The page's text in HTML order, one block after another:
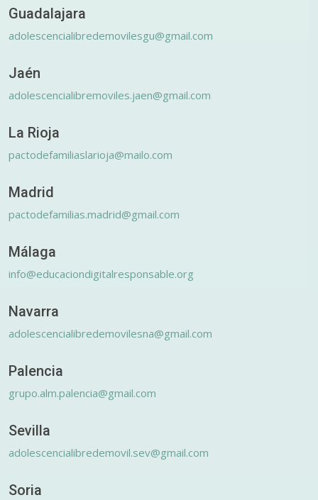
Guadalajara
adolescencialibredemovilesgu@gmail.com
Jaén
adolescencialibremoviles.jaen@gmail.com
La Rioja
pactodefamiliaslarioja@mailo.com
Madrid
pactodefamilias.madrid@gmail.com
Málaga
info@educaciondigitalresponsable.org
Navarra
adolescencialibredemovilesna@gmail.com
Palencia
grupo.alm.palencia@gmail.com
Sevilla
adolescencialibredemovil.sev@gmail.com
Soria